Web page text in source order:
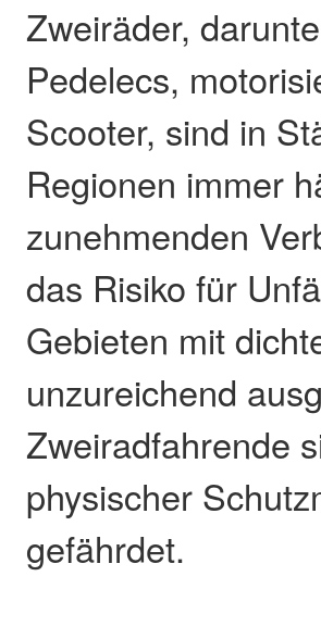
Zweiräder,
Pedelecs,
Scooter, sind in
Regionen immer
zunehmenden
das Risiko für
Gebieten mit
unzureichend
Zweiradfahrende
physischer
gefährdet.